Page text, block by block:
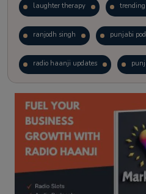
laughter therapy
ranjodh singh punjabi
radio haanji updates
kitaab kahani punjabi